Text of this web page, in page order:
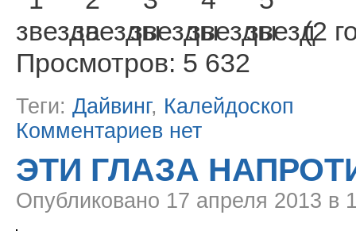
(2
Просмотров: 5 632
Теги: Дайвинг, Калейдоскоп
Комментариев нет
ЭТИ ГЛАЗА
Опубликовано 17 апреля 2013 в